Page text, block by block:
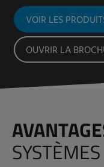
VOIR LES
OUVRIR LA